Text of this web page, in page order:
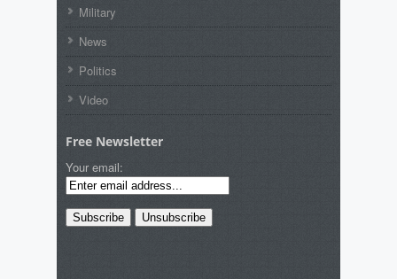
Military
News
Politics
Video
Free Newsletter
Your email: